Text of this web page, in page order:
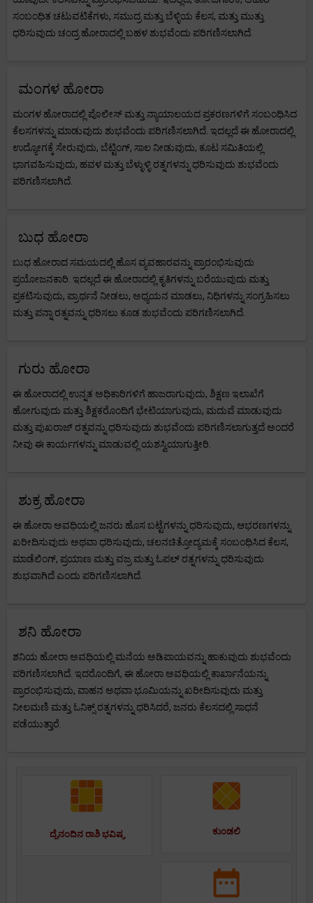
ಸಂಬಂಧಿತ ಚಟುವಟಿಕೆಗಳು, ಸಮುದ್ರ ಮತ್ತು ಬೆಳ್ಳಿಯ ಕೆಲಸ, ಮತ್ತು ಮುತ್ತು
ಧರಿಸುವುದು ಚಂದ್ರ ಹೋರಾದಲ್ಲಿ ಬಹಳ ಶುಭವೆಂದು ಪರಿಗಣಿಸಲಾಗಿದೆ.
ಮಂಗಳ ಹೋರಾ
ಮಂಗಳ ಹೋರಾದಲ್ಲಿ ಪೊಲೀಸ್ ಮತ್ತು ನ್ಯಾಯಾಲಯದ ಪ್ರಕರಣಗಳಿಗೆ ಸಂಬಂಧಿಸಿದ
ಕೆಲಸಗಳನ್ನು ಮಾಡುವುದು ಶುಭವೆಂದು ಪರಿಗಣಿಸಲಾಗಿದೆ. ಇದಲ್ಲದೆ ಈ ಹೋರಾದಲ್ಲಿ
ಉದ್ಯೋಗಕ್ಕೆ ಸೇರುವುದು, ಬೆಟ್ಟಿಂಗ್, ಸಾಲ ನೀಡುವುದು, ಕೂಟ ಸಮಿತಿಯಲ್ಲಿ
ಭಾಗವಹಿಸುವುದು, ಹವಳ ಮತ್ತು ಬೆಳ್ಳುಳ್ಳಿ ರತ್ನಗಳನ್ನು ಧರಿಸುವುದು ಶುಭವೆಂದು
ಪರಿಗಣಿಸಲಾಗಿದೆ.
ಬುಧ ಹೋರಾ
ಬುಧ ಹೋರಾದ ಸಮಯದಲ್ಲಿ ಹೊಸ ವ್ಯವಹಾರವನ್ನು ಪ್ರಾರಂಭಿಸುವುದು
ಪ್ರಯೋಜನಕಾರಿ. ಇದಲ್ಲದೆ ಈ ಹೋರಾದಲ್ಲಿ ಕೃತಿಗಳನ್ನು ಬರೆಯುವುದು ಮತ್ತು
ಪ್ರಕಟಿಸುವುದು, ಪ್ರಾರ್ಥನೆ ನೀಡಲು, ಅಧ್ಯಯನ ಮಾಡಲು, ನಿಧಿಗಳನ್ನು ಸಂಗ್ರಹಿಸಲು
ಮತ್ತು ಪನ್ನಾ ರತ್ನವನ್ನು ಧರಿಸಲು ಕೂಡ ಶುಭವೆಂದು ಪರಿಗಣಿಸಲಾಗಿದೆ.
ಗುರು ಹೋರಾ
ಈ ಹೋರಾದಲ್ಲಿ ಉನ್ನತ ಅಧಿಕಾರಿಗಳಿಗೆ ಹಾಜರಾಗುವುದು, ಶಿಕ್ಷಣ ಇಲಾಖೆಗೆ
ಹೋಗುವುದು ಮತ್ತು ಶಿಕ್ಷಕರೊಂದಿಗೆ ಭೇಟಿಯಾಗುವುದು, ಮದುವೆ ಮಾಡುವುದು
ಮತ್ತು ಪುಖರಾಜ್ ರತ್ನವನ್ನು ಧರಿಸುವುದು ಶುಭವೆಂದು ಪರಿಗಣಿಸಲಾಗುತ್ತದೆ ಅಂದರೆ
ನೀವು ಈ ಕಾರ್ಯಗಳನ್ನು ಮಾಡುವಲ್ಲಿ ಯಶಸ್ವಿಯಾಗುತ್ತೀರಿ.
ಶುಕ್ರ ಹೋರಾ
ಈ ಹೋರಾ ಅವಧಿಯಲ್ಲಿ ಜನರು ಹೊಸ ಬಟ್ಟೆಗಳನ್ನು ಧರಿಸುವುದು, ಆಭರಣಗಳನ್ನು
ಖರೀದಿಸುವುದು ಅಥವಾ ಧರಿಸುವುದು, ಚಲನಚಿತ್ರೋದ್ಯಮಕ್ಕೆ ಸಂಬಂಧಿಸಿದ ಕೆಲಸ,
ಮಾಡೆಲಿಂಗ್, ಪ್ರಯಾಣ ಮತ್ತು ವಜ್ರ ಮತ್ತು ಓಪಲ್ ರತ್ನಗಳನ್ನು ಧರಿಸುವುದು
ಶುಭವಾಗಿದೆ ಎಂದು ಪರಿಗಣಿಸಲಾಗಿದೆ.
ಶನಿ ಹೋರಾ
ಶನಿಯ ಹೋರಾ ಅವಧಿಯಲ್ಲಿ ಮನೆಯ ಅಡಿಪಾಯವನ್ನು ಹಾಕುವುದು ಶುಭವೆಂದು
ಪರಿಗಣಿಸಲಾಗಿದೆ. ಇದರೊಂದಿಗೆ, ಈ ಹೋರಾ ಅವಧಿಯಲ್ಲಿ ಕಾರ್ಖಾನೆಯನ್ನು
ಪ್ರಾರಂಭಿಸುವುದು, ವಾಹನ ಅಥವಾ ಭೂಮಿಯನ್ನು ಖರೀದಿಸುವುದು ಮತ್ತು
ನೀಲಮಣಿ ಮತ್ತು ಓನಿಕ್ಸ್ ರತ್ನಗಳನ್ನು ಧರಿಸಿದರೆ, ಜನರು ಕೆಲಸದಲ್ಲಿ ಸಾಧನೆ
ಪಡೆಯುತ್ತಾರೆ.
ದೈನಂದಿನ ರಾಶಿ ಭವಿಷ್ಯ ಕುಂಡಲಿ